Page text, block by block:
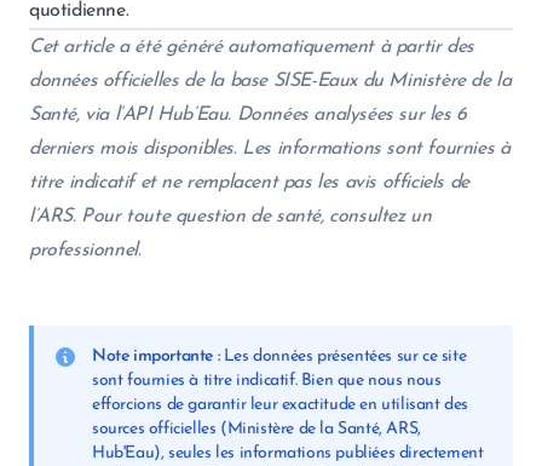
quotidienne.
Cet article a été généré automatiquement à partir des
données officielles de la base SISE-Eaux du Ministère de la
Santé, via l’API Hub’Eau. Données analysées sur les 6
derniers mois disponibles. Les informations sont fournies à
titre indicatif et ne remplacent pas les avis officiels de
l’ARS. Pour toute question de santé, consultez un
professionnel.
Note importante :Les données présentées sur ce site
sont fournies à titre indicatif. Bien que nous nous
efforcions de garantir leur exactitude en utilisant des
sources officielles (Ministère de la Santé, ARS,
Hub'Eau), seules les informations publiées directement